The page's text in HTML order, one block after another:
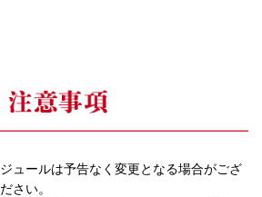
ュールは予告なく変更となる場合がござ
さい。